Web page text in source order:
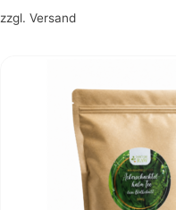
zzgl. Versand